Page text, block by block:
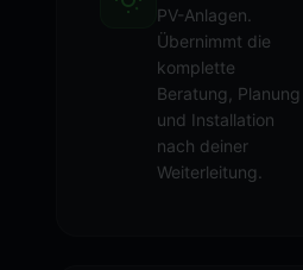
PV-Anlagen.
Übernimmt die
komplette
Beratung, Planung
und Installation
nach deiner
Weiterleitung.